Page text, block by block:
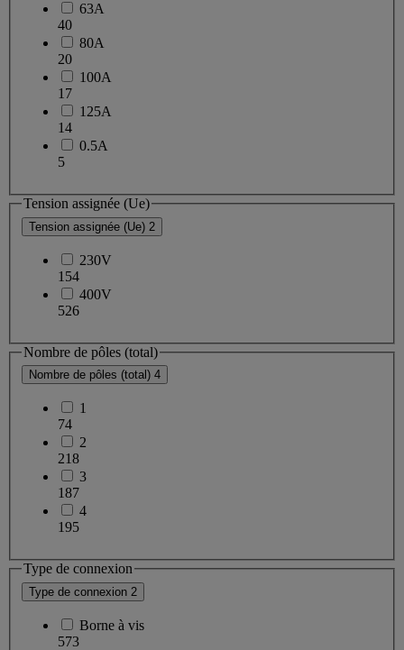
63A
40
80A
20
100A
17
125A
14
0.5A
5
Tension assignée (Ue)
Tension assignée (Ue) 2
230V
154
400V
526
Nombre de pôles (total)
Nombre de pôles (total) 4
1
74
2
218
3
187
4
195
Type de connexion
Type de connexion 2
Borne à vis
573